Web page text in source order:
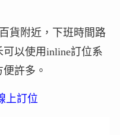
貨附近，下班時間路
以使用inline訂位系
許多。
上訂位